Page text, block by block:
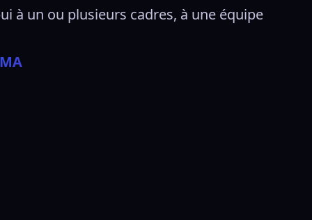
à un ou plusieurs cadres, à une équipe